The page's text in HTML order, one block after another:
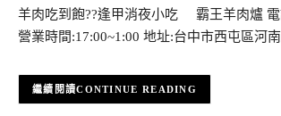
羊肉吃到飽??逢甲消夜小吃 霸王羊肉爐 電
營業時間:17:00~1:00 地址:台中市西屯區河
CONTINUE READING